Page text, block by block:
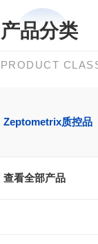
产品分类
PRODUCT
Zeptometrix质控品
查看全部产品